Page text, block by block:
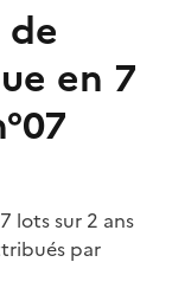
en 7
lots sur 2 ans
par